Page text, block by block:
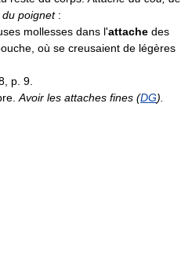
poignet:
mollesses dans l'attache des
où se creusaient de légères
p. 9.
Avoir les attaches fines (DG).